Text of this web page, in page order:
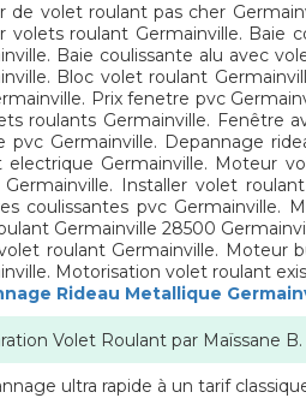
de volet roulant pas cher
volets roulant Germainville. Baie
Baie coulissante alu avec
Bloc volet roulant
Prix fenetre pvc
roulants Germainville. Fenêtre
pvc Germainville. Depannage
electrique Germainville. Moteur
Installer volet
coulissantes pvc Germainville.
Germainville 28500
roulant Germainville. Moteur
Motorisation volet roulant
Rideau Metallique
Volet Roulant par Maïssane B.
ultra rapide à un tarif